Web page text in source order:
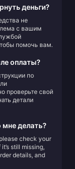
деньги?
не
с вашим
помочь вам.
оплаты?
по
проверьте свой
детали
мне делать?
check your
still missing,
details, and